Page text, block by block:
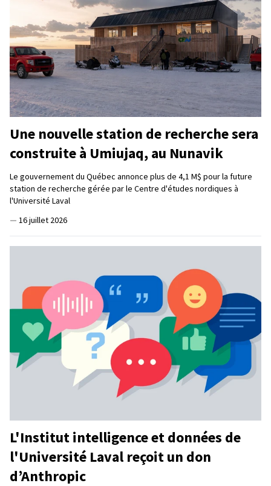
Une nouvelle station de recherche sera
construite à Umiujaq, au Nunavik
Le gouvernement du Québec annonce plus de 4,1 M$ pour la future
station de recherche gérée par le Centre d'études nordiques à
l'Université Laval
— 16 juillet 2026
L'Institut intelligence et données de
l'Université Laval reçoit un don
d’Anthropic